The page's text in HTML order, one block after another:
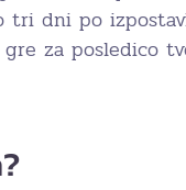
tri dni po
za posledico